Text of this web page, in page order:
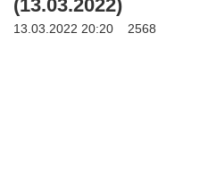
(13.03.2022)
13.03.2022 20:20 2568